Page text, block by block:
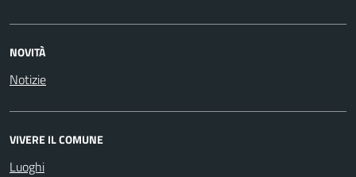
NOVITÀ
Notizie
VIVERE IL COMUNE
Luoghi